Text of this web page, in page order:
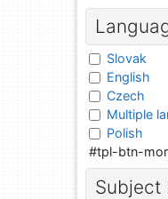
Slovak
English
Czech
Multiple
Polish
#tpl-btn-
Subject